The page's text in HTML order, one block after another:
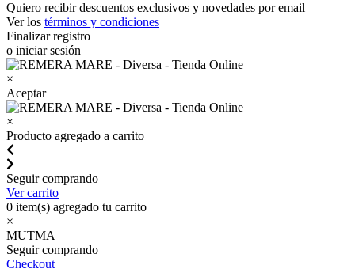
Quiero recibir descuentos exclusivos y novedades por email
Ver los términos y condiciones
Finalizar registro
o iniciar sesión
×
Aceptar
×
Producto agregado a carrito
Seguir comprando
Ver carrito
0 item(s) agregado tu carrito
×
MUTMA
Seguir comprando
Checkout